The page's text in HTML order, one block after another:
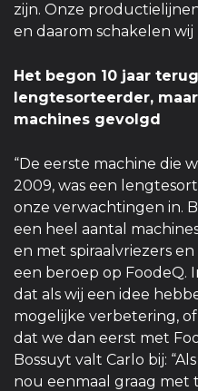
zijn. Onze
en daarom schakelen wij
Het begon 10 jaar
lengtesorteerder,
machines gevolgd
“De eerste machine die
2009, was een
onze verwachtingen in.
een heel aantal
en met spiraalvriezers
een beroep op FoodeQ.
dat als wij een idee
mogelijke verbetering,
dat we dan eerst met
Bossuyt valt Carlo bij:
nou eenmaal graag met